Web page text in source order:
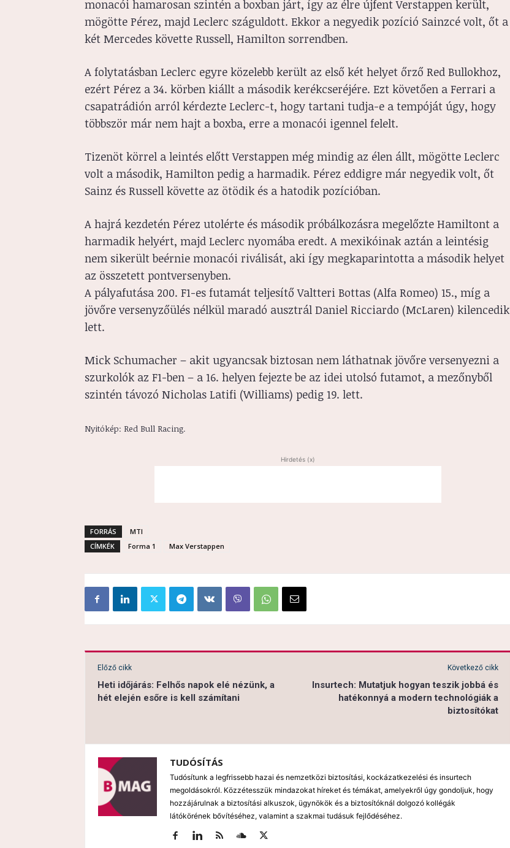
monacói hamarosan szintén a boxban járt, így az élre újfent Verstappen került,
mögötte Pérez, majd Leclerc száguldott. Ekkor a negyedik pozíció Sainzcé volt, őt a
két Mercedes követte Russell, Hamilton sorrendben.
A folytatásban Leclerc egyre közelebb került az első két helyet őrző Red Bullokhoz,
ezért Pérez a 34. körben kiállt a második kerékcseréjére. Ezt követően a Ferrari a
csapatrádión arról kérdezte Leclerc-t, hogy tartani tudja-e a tempóját úgy, hogy
többször már nem hajt a boxba, erre a monacói igennel felelt.
Tizenöt körrel a leintés előtt Verstappen még mindig az élen állt, mögötte Leclerc
volt a második, Hamilton pedig a harmadik. Pérez eddigre már negyedik volt, őt
Sainz és Russell követte az ötödik és a hatodik pozícióban.
A hajrá kezdetén Pérez utolérte és második próbálkozásra megelőzte Hamiltont a
harmadik helyért, majd Leclerc nyomába eredt. A mexikóinak aztán a leintésig
nem sikerült beérnie monacói riválisát, aki így megkaparintotta a második helyet
az összetett pontversenyben.
A pályafutása 200. F1-es futamát teljesítő Valtteri Bottas (Alfa Romeo) 15., míg a
jövőre versenyzőülés nélkül maradó ausztrál Daniel Ricciardo (McLaren) kilencedik
lett.
Mick Schumacher – akit ugyancsak biztosan nem láthatnak jövőre versenyezni a
szurkolók az F1-ben – a 16. helyen fejezte be az idei utolsó futamot, a mezőnyből
szintén távozó Nicholas Latifi (Williams) pedig 19. lett.
Nyitókép: Red Bull Racing.
Hirdetés (x)
FORRÁS
MTI
CÍMKÉK
Forma 1 Max Verstappen
Előző cikk
Heti időjárás: Felhős napok elé nézünk, a
hét elején esőre is kell számítani
Következő cikk
Insurtech: Mutatjuk hogyan teszik jobbá és
hatékonnyá a modern technológiák a
biztosítókat
TUDÓSÍTÁS
Tudósítunk a legfrissebb hazai és nemzetközi biztosítási, kockázatkezelési és insurtech
megoldásokról. Közzétesszük mindazokat híreket és témákat, amelyekről úgy gondoljuk, hogy
hozzájárulnak a biztosítási alkuszok, ügynökök és a biztosítóknál dolgozó kollégák
látókörének bővítéséhez, valamint a szakmai tudásuk fejlődéséhez.